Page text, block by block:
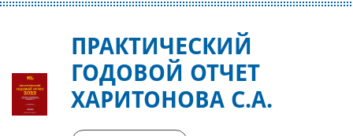
ПРАКТИЧЕСКИЙ
ГОДОВОЙ ОТЧЕТ
ХАРИТОНОВА С.А.